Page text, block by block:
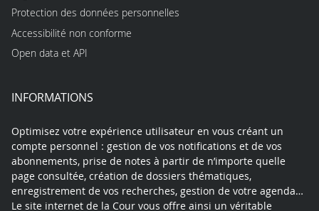
Protection des données personnelles
Accessibilité non conforme
Open data et API
INFORMATIONS
Optimisez votre expérience utilisateur en vous créant un
compte personnel : gestion de vos notifications et de vos
abonnements, prise de notes à partir de n’importe quelle
page consultée, création de dossiers thématiques,
enregistrement de vos recherches, gestion de votre agenda…
Le site internet de la Cour vous offre ainsi un véritable